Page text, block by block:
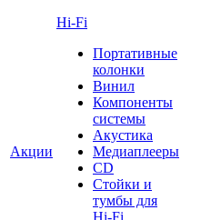
Акции
Hi-Fi
Портативные
колонки
Винил
Компоненты
системы
Акустика
Медиаплееры
CD
Стойки и
тумбы для
Hi-Fi